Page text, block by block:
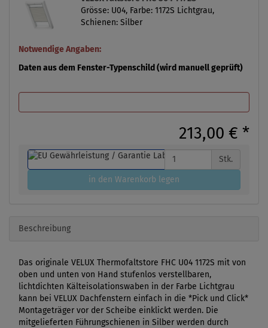
Grösse: U04, Farbe: 1172S Lichtgrau,
Schienen: Silber
Notwendige Angaben:
Daten aus dem Fenster-Typenschild (wird manuell geprüft)
213,00 € *
Stk.
in den Warenkorb legen
Beschreibung
Das originale VELUX Thermofaltstore FHC U04 1172S mit von
oben und unten von Hand stufenlos verstellbaren,
lichtdichten Kälteisolationswaben in der Farbe Lichtgrau
kann bei VELUX Dachfenstern einfach in die *Pick und Click*
Montageträger vor der Scheibe einklickt werden. Die
mitgelieferten Führungschienen in Silber werden durch